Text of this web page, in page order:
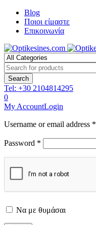
Blog
Ποιοι είμαστε
Επικοινωνία
Tel: +30 2104814295
0
My AccountLogin
Username or email address *
Password *
Να με θυμάσαι